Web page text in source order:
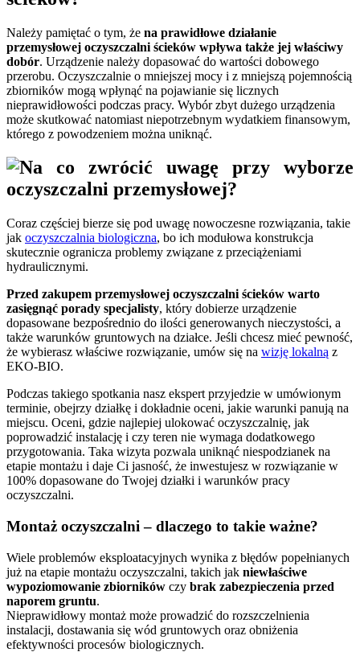
Należy pamiętać o tym, że na prawidłowe działanie
przemysłowej oczyszczalni ścieków wpływa także jej właściwy
dobór. Urządzenie należy dopasować do wartości dobowego
przerobu. Oczyszczalnie o mniejszej mocy i z mniejszą pojemnością
zbiorników mogą wpłynąć na pojawianie się licznych
nieprawidłowości podczas pracy. Wybór zbyt dużego urządzenia
może skutkować natomiast niepotrzebnym wydatkiem finansowym,
którego z powodzeniem można uniknąć.
Coraz częściej bierze się pod uwagę nowoczesne rozwiązania, takie
jak oczyszczalnia biologiczna, bo ich modułowa konstrukcja
skutecznie ogranicza problemy związane z przeciążeniami
hydraulicznymi.
Przed zakupem przemysłowej oczyszczalni ścieków warto
zasięgnąć porady specjalisty, który dobierze urządzenie
dopasowane bezpośrednio do ilości generowanych nieczystości, a
także warunków gruntowych na działce. Jeśli chcesz mieć pewność,
że wybierasz właściwe rozwiązanie, umów się na wizję lokalną z
EKO-BIO.
Podczas takiego spotkania nasz ekspert przyjedzie w umówionym
terminie, obejrzy działkę i dokładnie oceni, jakie warunki panują na
miejscu. Oceni, gdzie najlepiej ulokować oczyszczalnię, jak
poprowadzić instalację i czy teren nie wymaga dodatkowego
przygotowania. Taka wizyta pozwala uniknąć niespodzianek na
etapie montażu i daje Ci jasność, że inwestujesz w rozwiązanie w
100% dopasowane do Twojej działki i warunków pracy
oczyszczalni.
Montaż oczyszczalni – dlaczego to takie ważne?
Wiele problemów eksploatacyjnych wynika z błędów popełnianych
już na etapie montażu oczyszczalni, takich jak niewłaściwe
wypoziomowanie zbiorników czy brak zabezpieczenia przed
naporem gruntu.
Nieprawidłowy montaż może prowadzić do rozszczelnienia
instalacji, dostawania się wód gruntowych oraz obniżenia
efektywności procesów biologicznych.